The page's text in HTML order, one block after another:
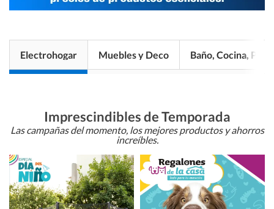
Electrohogar Muebles y Deco Baño, Cocina, Pisos
Imprescindibles de Temporada
Las campañas del momento, los mejores productos y ahorros
increíbles.